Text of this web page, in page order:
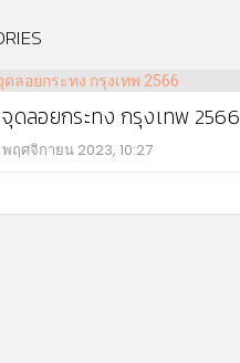
ดลอยกระทง กรุงเทพ 2566
พฤศจิกายน 2023, 10:27